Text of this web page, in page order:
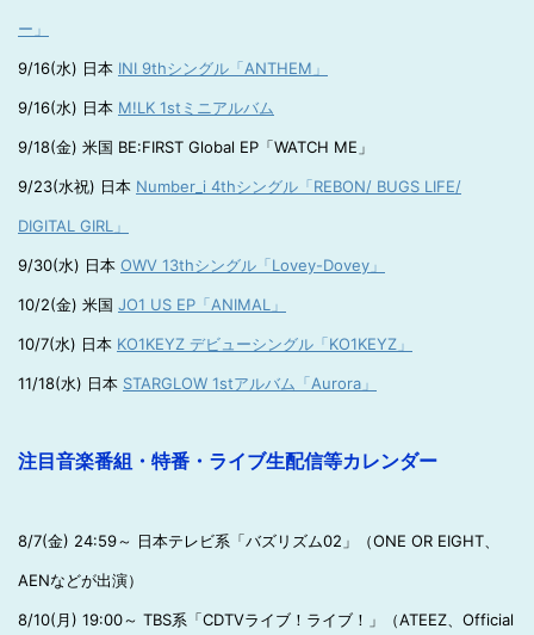
ー」
9/16(水) 日本 INI 9thシングル「ANTHEM」
9/16(水) 日本 M!LK 1stミニアルバム
9/18(金) 米国 BE:FIRST Global EP「WATCH ME」
9/23(水祝) 日本 Number_i 4thシングル「REBON/ BUGS LIFE/
DIGITAL GIRL」
9/30(水) 日本 OWV 13thシングル「Lovey-Dovey」
10/2(金) 米国 JO1 US EP「ANIMAL」
10/7(水) 日本 KO1KEYZ デビューシングル「KO1KEYZ」
11/18(水) 日本 STARGLOW 1stアルバム「Aurora」
注目音楽番組・特番・ライブ生配信等カレンダー
8/7(金) 24:59～ 日本テレビ系「バズリズム02」（ONE OR EIGHT、
AENなどが出演）
8/10(月) 19:00～ TBS系「CDTVライブ！ライブ！」（ATEEZ、Official